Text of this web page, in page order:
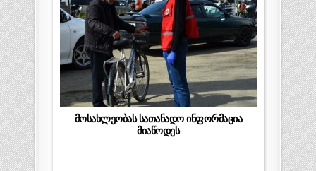
მოსახლეობას სათანადო ინფორმაცია
მიაწოდეს